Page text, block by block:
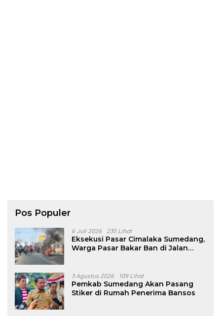
Pos Populer
6 Juli 2026 235 Lihat
Eksekusi Pasar Cimalaka Sumedang,
Warga Pasar Bakar Ban di Jalan
3 Agustus 2026 109 Lihat
Pemkab Sumedang Akan Pasang
Stiker di Rumah Penerima Bansos